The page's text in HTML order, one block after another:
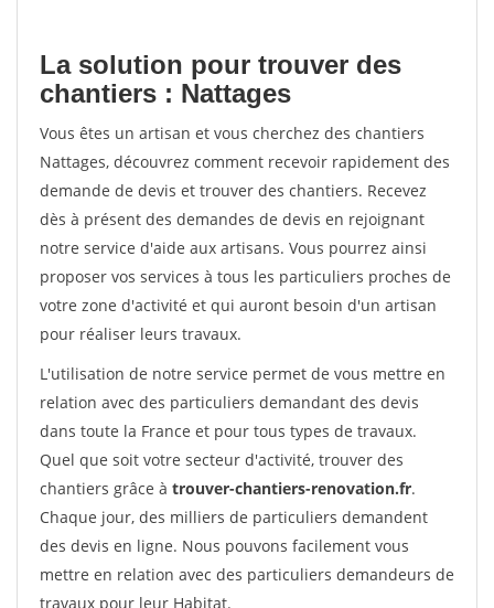
La solution pour trouver des
chantiers : Nattages
Vous êtes un artisan et vous cherchez des chantiers
Nattages, découvrez comment recevoir rapidement des
demande de devis et trouver des chantiers. Recevez
dès à présent des demandes de devis en rejoignant
notre service d'aide aux artisans. Vous pourrez ainsi
proposer vos services à tous les particuliers proches de
votre zone d'activité et qui auront besoin d'un artisan
pour réaliser leurs travaux.
L'utilisation de notre service permet de vous mettre en
relation avec des particuliers demandant des devis
dans toute la France et pour tous types de travaux.
Quel que soit votre secteur d'activité, trouver des
chantiers grâce à trouver-chantiers-renovation.fr.
Chaque jour, des milliers de particuliers demandent
des devis en ligne. Nous pouvons facilement vous
mettre en relation avec des particuliers demandeurs de
travaux pour leur Habitat.